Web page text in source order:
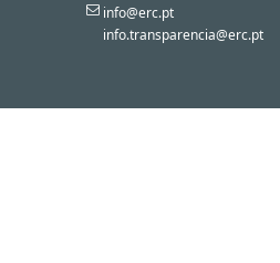
info@erc.pt
info.transparencia@erc.pt